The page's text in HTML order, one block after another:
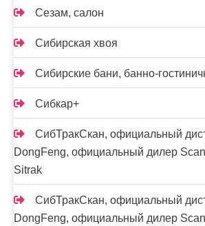
Сезам, салон
Сибирская хвоя
Сибирские бани, банно-
Сибкар+
СибТракСкан, официальный
DongFeng, официальный дилер
Sitrak
СибТракСкан, официальный
DongFeng, официальный дилер